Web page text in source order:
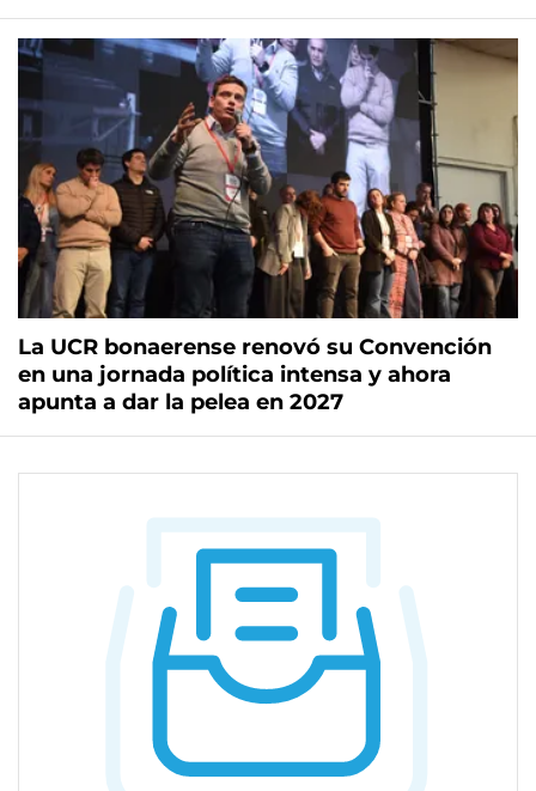
La UCR bonaerense renovó su Convención
en una jornada política intensa y ahora
apunta a dar la pelea en 2027